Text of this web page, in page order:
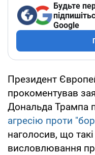
Будьте
Google
Президент
прокоментував
Дональда Трампа
агресію проти
наголосив, що
висловлювання